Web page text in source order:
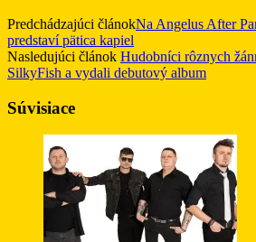
Predchádzajúci článokNa Angelus After
predstaví pätica kapiel
Nasledujúci článok Hudobníci rôznych
SilkyFish a vydali debutový album
Súvisiace